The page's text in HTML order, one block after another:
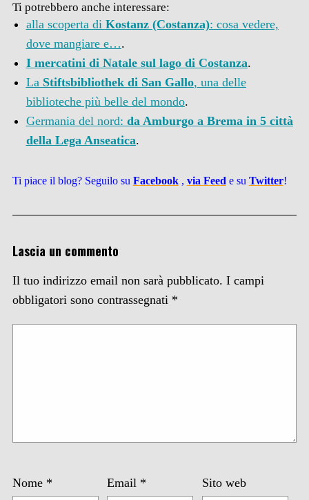
Ti potrebbero anche interessare:
alla scoperta di Kostanz (Costanza): cosa vedere,
dove mangiare e….
I mercatini di Natale sul lago di Costanza.
La Stiftsbibliothek di San Gallo, una delle
biblioteche più belle del mondo.
Germania del nord: da Amburgo a Brema in 5 città
della Lega Anseatica.
Ti piace il blog? Seguilo su Facebook , via Feed e su Twitter!
Lascia un commento
Il tuo indirizzo email non sarà pubblicato. I campi
obbligatori sono contrassegnati *
Nome * Email * Sito web